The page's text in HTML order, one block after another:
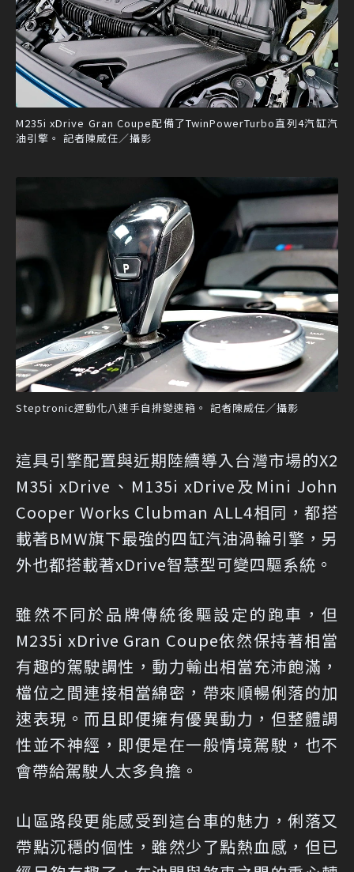
M235i xDrive Gran Coupe配備了TwinPowerTurbo直列4汽缸汽
油引擎。 記者陳威任／攝影
Steptronic運動化八速手自排變速箱。 記者陳威任／攝影
這具引擎配置與近期陸續導入台灣市場的X2
M35i xDrive、M135i xDrive及Mini John
Cooper Works Clubman ALL4相同，都搭
載著BMW旗下最強的四缸汽油渦輪引擎，另
外也都搭載著xDrive智慧型可變四驅系統。
雖然不同於品牌傳統後驅設定的跑車，但
M235i xDrive Gran Coupe依然保持著相當
有趣的駕駛調性，動力輸出相當充沛飽滿，
檔位之間連接相當綿密，帶來順暢俐落的加
速表現。而且即便擁有優異動力，但整體調
性並不神經，即便是在一般情境駕駛，也不
會帶給駕駛人太多負擔。
山區路段更能感受到這台車的魅力，俐落又
帶點沉穩的個性，雖然少了點熱血感，但已